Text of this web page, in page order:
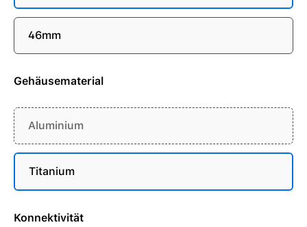
46mm
Gehäusematerial
Aluminium
Titanium
Konnektivität